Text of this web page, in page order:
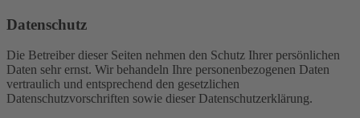
Datenschutz
Die Betreiber dieser Seiten nehmen den Schutz Ihrer persönlichen
Daten sehr ernst. Wir behandeln Ihre personenbezogenen Daten
vertraulich und entsprechend den gesetzlichen
Datenschutzvorschriften sowie dieser Datenschutzerklärung.